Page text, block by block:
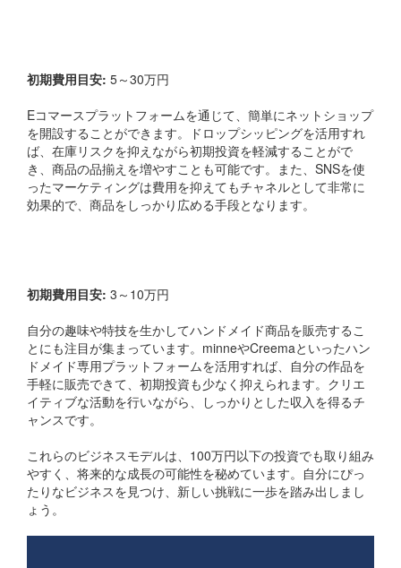
初期費用目安: 5～30万円
Eコマースプラットフォームを通じて、簡単にネットショップ
を開設することができます。ドロップシッピングを活用すれ
ば、在庫リスクを抑えながら初期投資を軽減することがで
き、商品の品揃えを増やすことも可能です。また、SNSを使
ったマーケティングは費用を抑えてもチャネルとして非常に
効果的で、商品をしっかり広める手段となります。
初期費用目安: 3～10万円
自分の趣味や特技を生かしてハンドメイド商品を販売するこ
とにも注目が集まっています。minneやCreemaといったハン
ドメイド専用プラットフォームを活用すれば、自分の作品を
手軽に販売できて、初期投資も少なく抑えられます。クリエ
イティブな活動を行いながら、しっかりとした収入を得るチ
ャンスです。
これらのビジネスモデルは、100万円以下の投資でも取り組み
やすく、将来的な成長の可能性を秘めています。自分にぴっ
たりなビジネスを見つけ、新しい挑戦に一歩を踏み出しまし
ょう。